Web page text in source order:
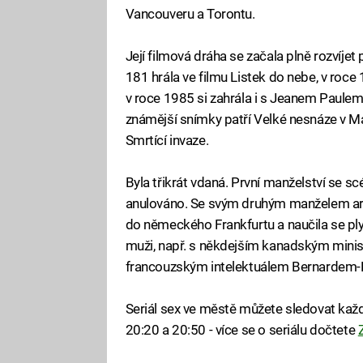
Vancouveru a Torontu.
Její filmová dráha se začala plně rozvíjet
181 hrála ve filmu Listek do nebe, v
v roce 1985 si zahrála i s Jeanem
známější snímky patří Velké nesnáze v
Smrtící invaze.
Byla třikrát vdaná. První manželství se
anulováno. Se svým druhým manželem
do německého Frankfurtu a naučila se
muži, např. s někdejším kanadským
francouzským intelektuálem Bernardem-
Seriál sex ve městě můžete sledovat
20:20 a 20:50 - více se o seriálu dočtete